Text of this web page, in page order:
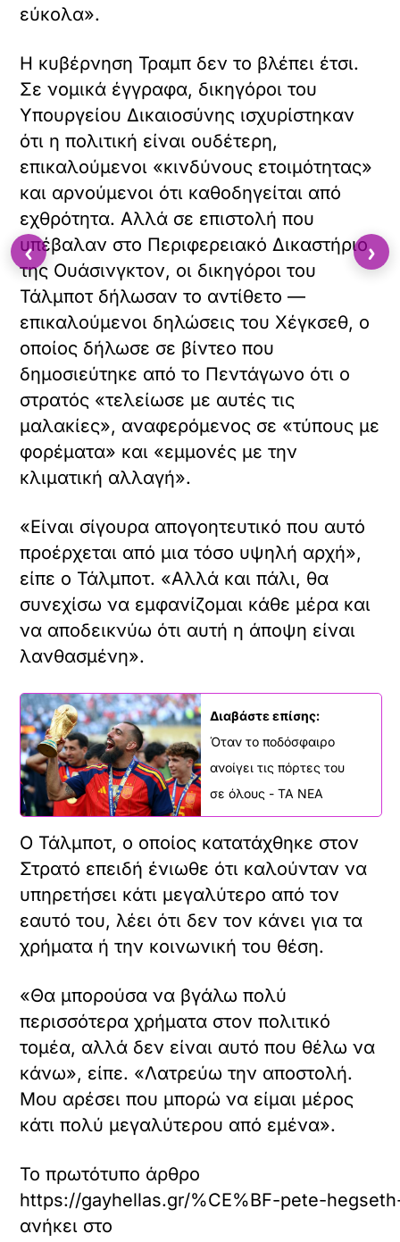
εύκολα».
Η κυβέρνηση Τραμπ δεν το βλέπει έτσι.
Σε νομικά έγγραφα, δικηγόροι του
Υπουργείου Δικαιοσύνης ισχυρίστηκαν
ότι η πολιτική είναι ουδέτερη,
επικαλούμενοι «κινδύνους ετοιμότητας»
και αρνούμενοι ότι καθοδηγείται από
εχθρότητα. Αλλά σε επιστολή που
υπέβαλαν στο Περιφερειακό Δικαστήριο
της Ουάσινγκτον, οι δικηγόροι του
Τάλμποτ δήλωσαν το αντίθετο —
επικαλούμενοι δηλώσεις του Χέγκσεθ, ο
οποίος δήλωσε σε βίντεο που
δημοσιεύτηκε από το Πεντάγωνο ότι ο
στρατός «τελείωσε με αυτές τις
μαλακίες», αναφερόμενος σε «τύπους με
φορέματα» και «εμμονές με την
κλιματική αλλαγή».
«Είναι σίγουρα απογοητευτικό που αυτό
προέρχεται από μια τόσο υψηλή αρχή»,
είπε ο Τάλμποτ. «Αλλά και πάλι, θα
συνεχίσω να εμφανίζομαι κάθε μέρα και
να αποδεικνύω ότι αυτή η άποψη είναι
λανθασμένη».
Διαβάστε επίσης:
Όταν το ποδόσφαιρο
ανοίγει τις πόρτες του
σε όλους - ΤΑ ΝΕΑ
Ο Τάλμποτ, ο οποίος κατατάχθηκε στον
Στρατό επειδή ένιωθε ότι καλούνταν να
υπηρετήσει κάτι μεγαλύτερο από τον
εαυτό του, λέει ότι δεν τον κάνει για τα
χρήματα ή την κοινωνική του θέση.
«Θα μπορούσα να βγάλω πολύ
περισσότερα χρήματα στον πολιτικό
τομέα, αλλά δεν είναι αυτό που θέλω να
κάνω», είπε. «Λατρεύω την αποστολή.
Μου αρέσει που μπορώ να είμαι μέρος
κάτι πολύ μεγαλύτερου από εμένα».
Το πρωτότυπο άρθρο
https://gayhellas.gr/%CE%BF-pete-
ανήκει στο
‹ ›